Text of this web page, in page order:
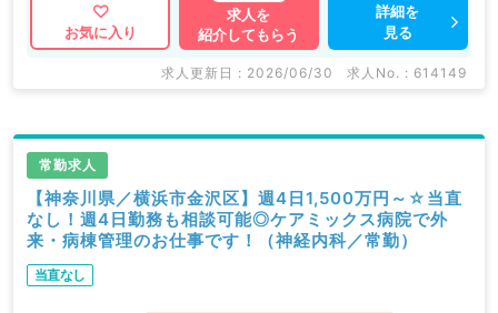
お気に入り
求人を
紹介してもらう
詳細を
見る
求人更新日 : 2026/06/30 求人No. : 614149
常勤求人
【神奈川県／横浜市金沢区】週4日1,500万円～☆当直
なし！週4日勤務も相談可能◎ケアミックス病院で外
来・病棟管理のお仕事です！（神経内科／常勤）
当直なし